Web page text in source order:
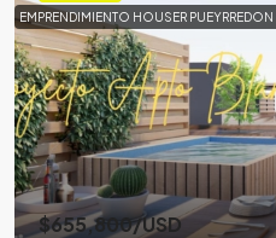
EMPRENDIMIENTO HOUSER PUEYRREDON
$655,800/USD